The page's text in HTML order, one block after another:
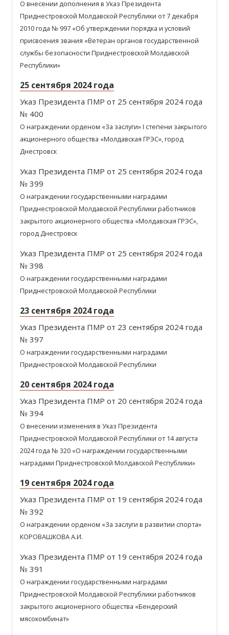
О внесении дополнения в Указ Президента
Приднестровской Молдавской Республики от 7 декабря
2010 года № 997 «Об утверждении порядка и условий
присвоения звания «Ветеран органов государственной
службы безопасности Приднестровской Молдавской
Республики»
25 сентября 2024 года
Указ Президента ПМР от 25 сентября 2024 года
№ 400
О награждении орденом «За заслуги» I степени закрытого
акционерного общества «Молдавская ГРЭС», город
Днестровск
Указ Президента ПМР от 25 сентября 2024 года
№ 399
О награждении государственными наградами
Приднестровской Молдавской Республики работников
закрытого акционерного общества «Молдавская ГРЭС»,
город Днестровск
Указ Президента ПМР от 25 сентября 2024 года
№ 398
О награждении государственными наградами
Приднестровской Молдавской Республики
23 сентября 2024 года
Указ Президента ПМР от 23 сентября 2024 года
№ 397
О награждении государственными наградами
Приднестровской Молдавской Республики
20 сентября 2024 года
Указ Президента ПМР от 20 сентября 2024 года
№ 394
О внесении изменения в Указ Президента
Приднестровской Молдавской Республики от 14 августа
2024 года № 320 «О награждении государственными
наградами Приднестровской Молдавской Республики»
19 сентября 2024 года
Указ Президента ПМР от 19 сентября 2024 года
№ 392
О награждении орденом «За заслуги в развитии спорта»
КОРОВАШКОВА А.И.
Указ Президента ПМР от 19 сентября 2024 года
№ 391
О награждении государственными наградами
Приднестровской Молдавской Республики работников
закрытого акционерного общества «Бендерский
мясокомбинат»